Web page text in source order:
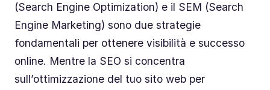
(Search Engine Optimization) e il SEM (Search
Engine Marketing) sono due strategie
fondamentali per ottenere visibilità e successo
online. Mentre la SEO si concentra
sull’ottimizzazione del tuo sito web per